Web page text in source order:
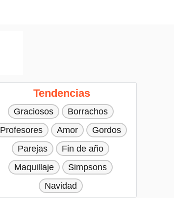
Tendencias
Graciosos
Borrachos
Profesores
Amor
Gordos
Parejas
Fin de año
Maquillaje
Simpsons
Navidad